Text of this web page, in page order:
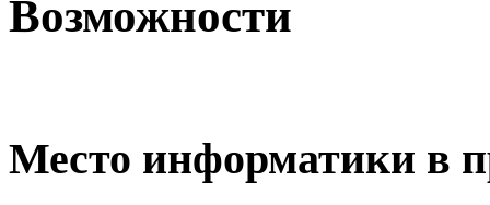
Возможности
Место информатики в